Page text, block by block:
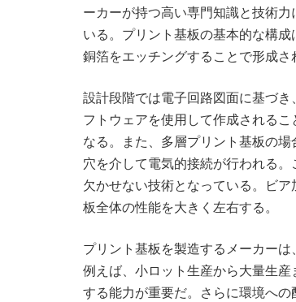
ーカーが持つ高い専門知識と技術
いる。プリント基板の基本的な構
銅箔をエッチングすることで形成さ
設計段階では電子回路図面に基づ
フトウェアを使用して作成される
なる。また、多層プリント基板の
穴を介して電気的接続が行われる
欠かせない技術となっている。ビ
板全体の性能を大きく左右する。
プリント基板を製造するメーカー
例えば、小ロット生産から大量生
する能力が重要だ。さらに環境へ